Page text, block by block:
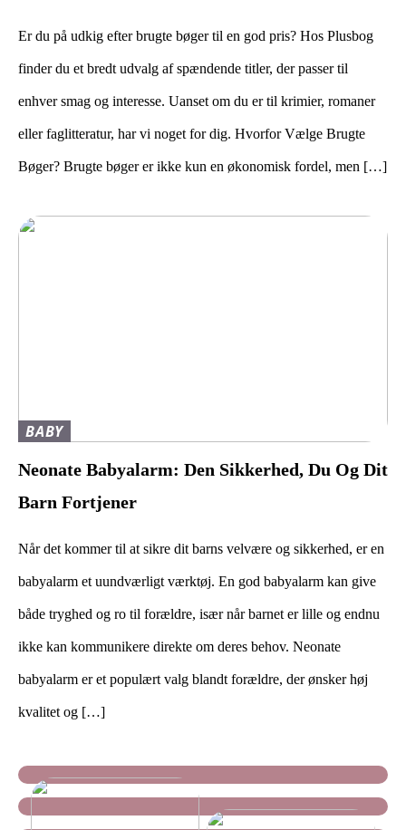
Er du på udkig efter brugte bøger til en god pris? Hos Plusbog
finder du et bredt udvalg af spændende titler, der passer til
enhver smag og interesse. Uanset om du er til krimier, romaner
eller faglitteratur, har vi noget for dig. Hvorfor Vælge Brugte
Bøger? Brugte bøger er ikke kun en økonomisk fordel, men […]
BABY
Neonate Babyalarm: Den Sikkerhed, Du Og Dit
Barn Fortjener
Når det kommer til at sikre dit barns velvære og sikkerhed, er en
babyalarm et uundværligt værktøj. En god babyalarm kan give
både tryghed og ro til forældre, især når barnet er lille og endnu
ikke kan kommunikere direkte om deres behov. Neonate
babyalarm er et populært valg blandt forældre, der ønsker høj
kvalitet og […]